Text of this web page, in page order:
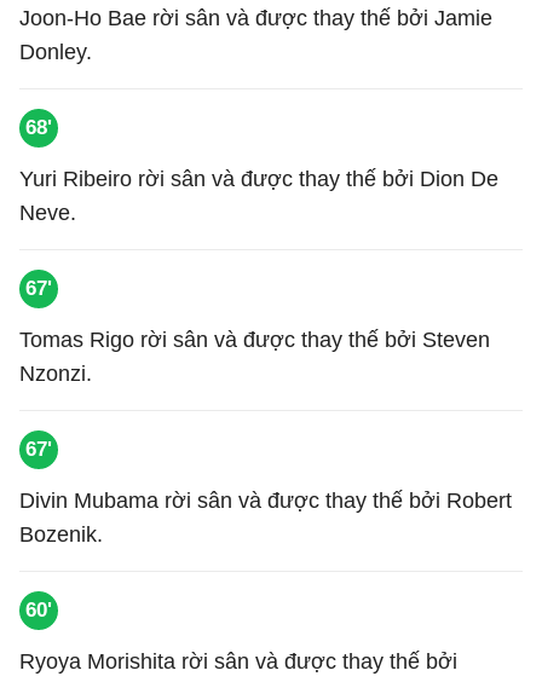
Joon-Ho Bae rời sân và được thay thế bởi Jamie
Donley.
68'
Yuri Ribeiro rời sân và được thay thế bởi Dion De
Neve.
67'
Tomas Rigo rời sân và được thay thế bởi Steven
Nzonzi.
67'
Divin Mubama rời sân và được thay thế bởi Robert
Bozenik.
60'
Ryoya Morishita rời sân và được thay thế bởi